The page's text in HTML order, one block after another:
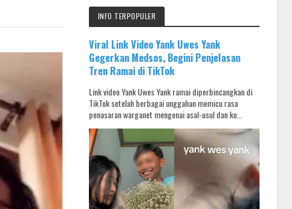
INFO TERPOPULER
Viral Link Video Yank Uwes Yank
Gegerkan Medsos, Begini Penjelasan
Tren Ramai di TikTok
Link video Yank Uwes Yank ramai diperbincangkan di
TikTok setelah berbagai unggahan memicu rasa
penasaran warganet mengenai asal-usul dan ko...